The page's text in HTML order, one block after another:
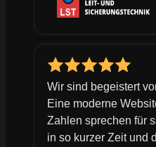
Wir sind begeistert
Eine moderne
Zahlen sprechen für
in so kurzer Zeit und